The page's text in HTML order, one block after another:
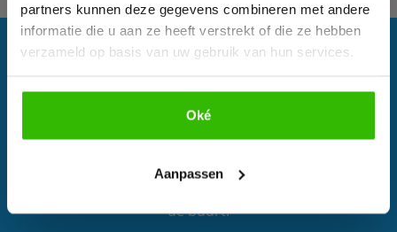
partners kunnen deze gegevens combineren met andere
informatie die u aan ze heeft verstrekt of die ze hebben
verzameld op basis van uw gebruik van hun services.
Oké
Aanpassen
de buurt.
Bekijk e-book